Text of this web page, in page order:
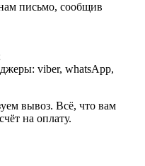
письмо, сообщив
viber, whatsApp,
вывоз. Всё, что вам
на оплату.